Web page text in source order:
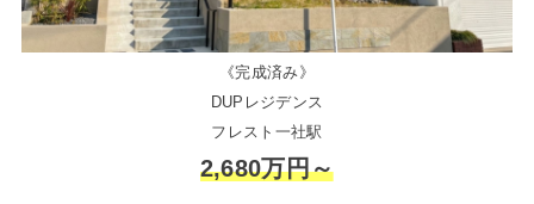
《完成済み》
DUPレジデンス
フレスト一社駅
2,680万円～